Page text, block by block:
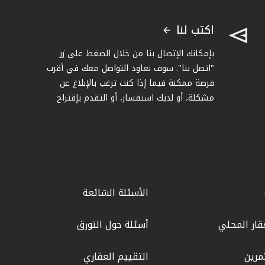
اكتب لنا
بإمكانك الإتصال بنا من خلال الضغط على زر
"اتصل بنا". سوف نعاود التواصل معك في أقرب
فرصة ممكنة فيما إذا كنت ترغب بالإبلاغ عن
مشكلة، أو لديك استفسار، أو التقدم بإقتراح
المحلي
الأسئلة الشائعة
أسئلة حول التورق
التقييم العقاري